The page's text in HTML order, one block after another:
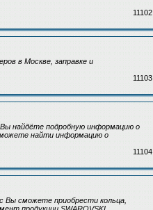
11102
в Москве, заправке и
11103
найдёте подробную информацию о
найти информацию о
11104
Вы сможете приобрести кольца,